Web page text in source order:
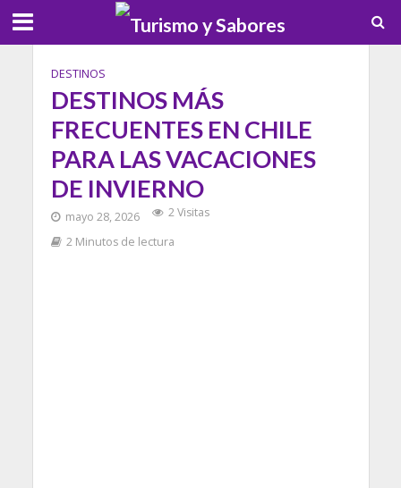
DESTINOS
DESTINOS MÁS
FRECUENTES EN CHILE
PARA LAS VACACIONES
DE INVIERNO
mayo 28, 2026
2 Visitas
2 Minutos de lectura